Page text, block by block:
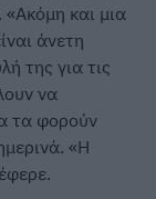
και μια
άνετη
της για τις
να
τα φορούν
«Η